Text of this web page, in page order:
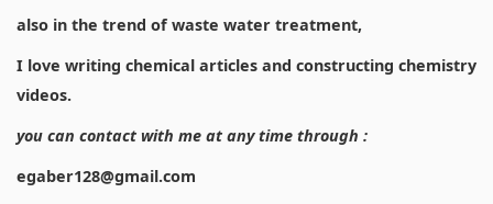
also in the trend of waste water treatment,
I love writing chemical articles and constructing chemistry
videos.
you can contact with me at any time through :
egaber128@gmail.com